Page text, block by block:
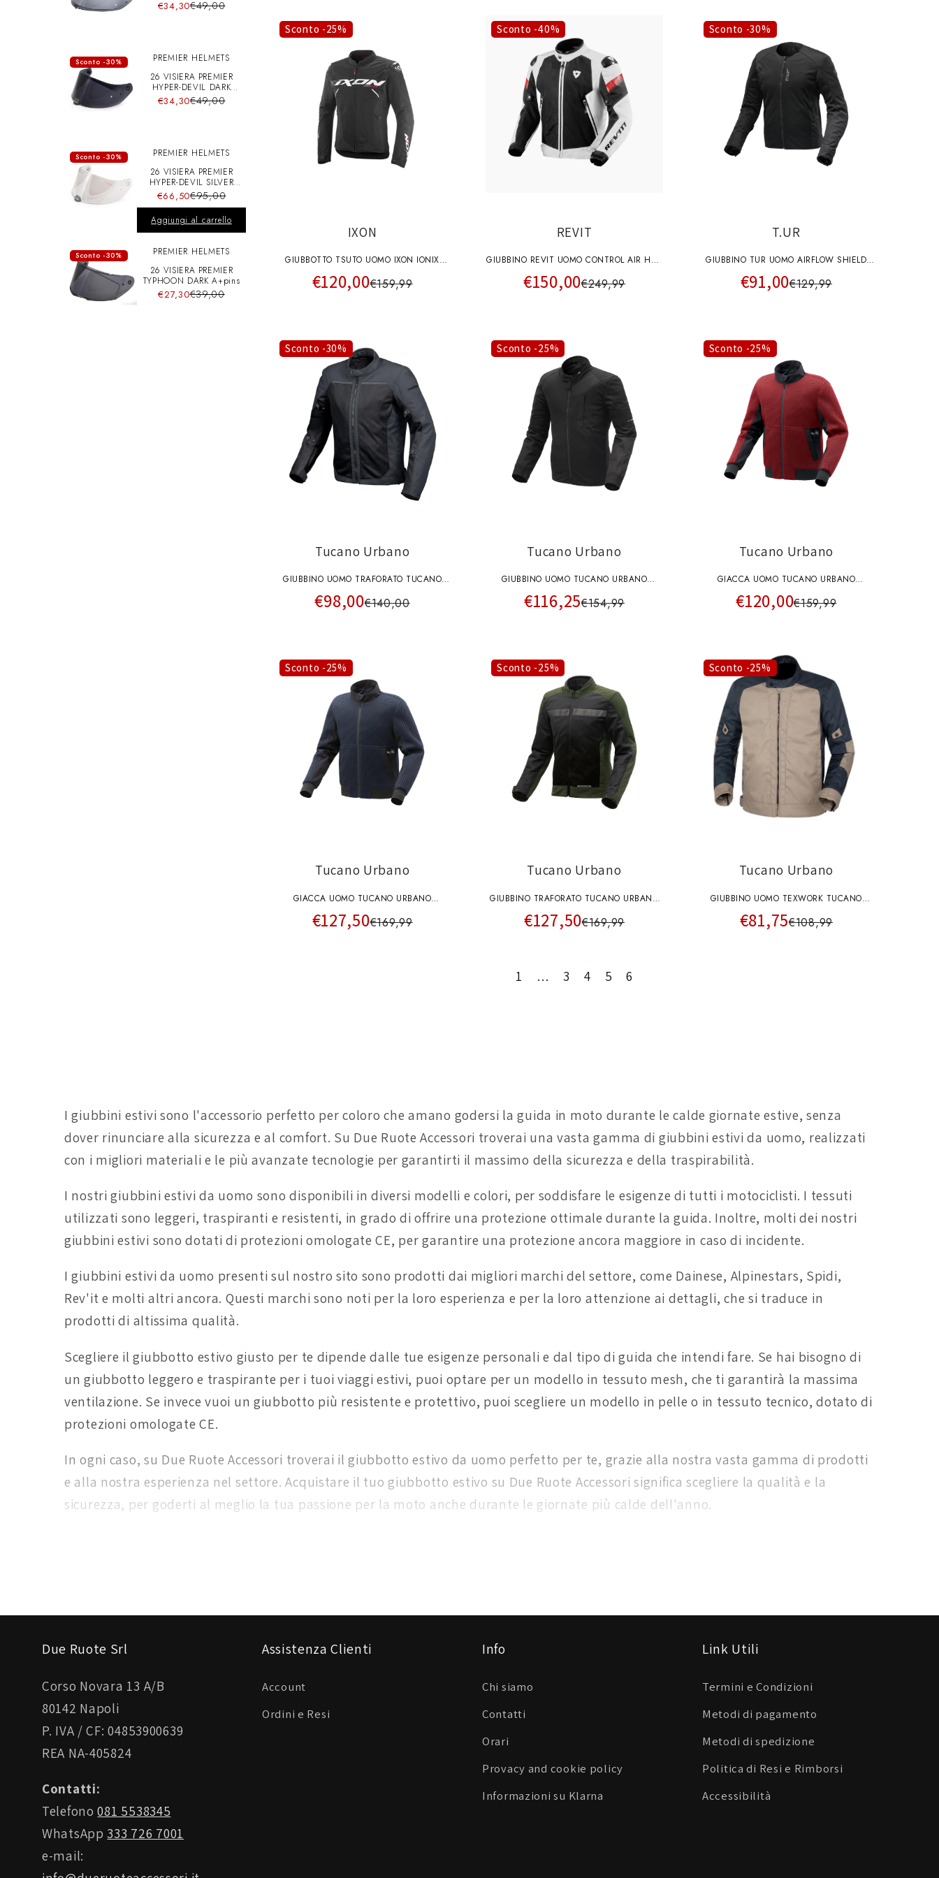
€34,30€49,00
Sconto -30%
PREMIER HELMETS
26 VISIERA PREMIER
HYPER-DEVIL DARK
A+pins
€34,30€49,00
Sconto -30%
PREMIER HELMETS
26 VISIERA PREMIER
HYPER-DEVIL SILVER
CHRO A+pins
€66,50€95,00
Aggiungi al carrello
Sconto -30%
PREMIER HELMETS
26 VISIERA PREMIER
TYPHOON DARK A+pins
€27,30€39,00
Sconto -25%
IXON
GIUBBOTTO TSUTO UOMO IXON IONIX
NERO-BIANCO
€120,00€159,99
Sconto -40%
REVIT
GIUBBINO REVIT UOMO CONTROL AIR H2O
BIANCO NERO
€150,00€249,99
Sconto -30%
T.UR
GIUBBINO TUR UOMO AIRFLOW SHIELD
T8137MN NERO
€91,00€129,99
Sconto -30%
Tucano Urbano
GIUBBINO UOMO TRAFORATO TUCANO
STARTMOTION GRIGIO SCURO
€98,00€140,00
Sconto -25%
Tucano Urbano
GIUBBINO UOMO TUCANO URBANO
HIGHMOTION NERO TRAFORATO
€116,25€154,99
Sconto -25%
Tucano Urbano
GIACCA UOMO TUCANO URBANO
FLOWMOTION 8248MF464R ROSSO
€120,00€159,99
Sconto -25%
Tucano Urbano
GIACCA UOMO TUCANO URBANO
FLOWMOTION 8248MF464BS BLU SCURO
€127,50€169,99
Sconto -25%
Tucano Urbano
GIUBBINO TRAFORATO TUCANO URBANO
UOMO URBAN NETWORK
8224MF419NSA3 NERO SALVIA
€127,50€169,99
Sconto -25%
Tucano Urbano
GIUBBINO UOMO TEXWORK TUCANO
URBANO SABBIA BLU SCURO
€81,75€108,99
1 … 3 4 5 6
I giubbini estivi sono l'accessorio perfetto per coloro che amano godersi la guida in moto durante le calde giornate estive, senza
dover rinunciare alla sicurezza e al comfort. Su Due Ruote Accessori troverai una vasta gamma di giubbini estivi da uomo, realizzati
con i migliori materiali e le più avanzate tecnologie per garantirti il massimo della sicurezza e della traspirabilità.
I nostri giubbini estivi da uomo sono disponibili in diversi modelli e colori, per soddisfare le esigenze di tutti i motociclisti. I tessuti
utilizzati sono leggeri, traspiranti e resistenti, in grado di offrire una protezione ottimale durante la guida. Inoltre, molti dei nostri
giubbini estivi sono dotati di protezioni omologate CE, per garantire una protezione ancora maggiore in caso di incidente.
I giubbini estivi da uomo presenti sul nostro sito sono prodotti dai migliori marchi del settore, come Dainese, Alpinestars, Spidi,
Rev'it e molti altri ancora. Questi marchi sono noti per la loro esperienza e per la loro attenzione ai dettagli, che si traduce in
prodotti di altissima qualità.
Scegliere il giubbotto estivo giusto per te dipende dalle tue esigenze personali e dal tipo di guida che intendi fare. Se hai bisogno di
un giubbotto leggero e traspirante per i tuoi viaggi estivi, puoi optare per un modello in tessuto mesh, che ti garantirà la massima
ventilazione. Se invece vuoi un giubbotto più resistente e protettivo, puoi scegliere un modello in pelle o in tessuto tecnico, dotato di
protezioni omologate CE.
In ogni caso, su Due Ruote Accessori troverai il giubbotto estivo da uomo perfetto per te, grazie alla nostra vasta gamma di prodotti
e alla nostra esperienza nel settore. Acquistare il tuo giubbotto estivo su Due Ruote Accessori significa scegliere la qualità e la
sicurezza, per goderti al meglio la tua passione per la moto anche durante le giornate più calde dell'anno.
Due Ruote Srl
Corso Novara 13 A/B
80142 Napoli
P. IVA / CF: 04853900639
REA NA-405824
Contatti:
Telefono081 5538345
WhatsApp 333 726 7001
e-mail:
Assistenza Clienti
Account
Ordini e Resi
Info
Chi siamo
Contatti
Orari
Provacy and cookie policy
Informazioni su Klarna
Link Utili
Termini e Condizioni
Metodi di pagamento
Metodi di spedizione
Politica di Resi e Rimborsi
Accessibilità